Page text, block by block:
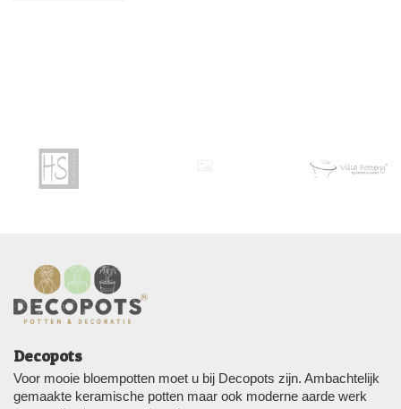
Decopots
Voor mooie bloempotten moet u bij Decopots zijn. Ambachtelijk
gemaakte keramische potten maar ook moderne aarde werk